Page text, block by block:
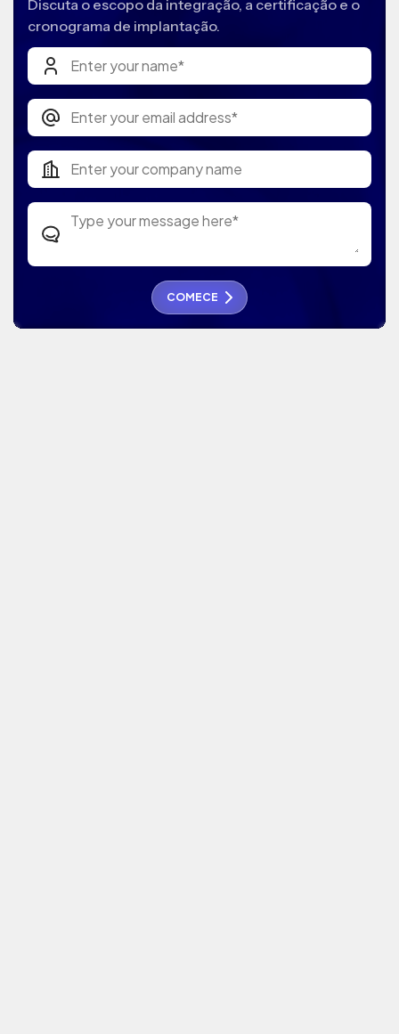
Discuta o escopo da integração, a certificação e o
cronograma de implantação.
COMECE